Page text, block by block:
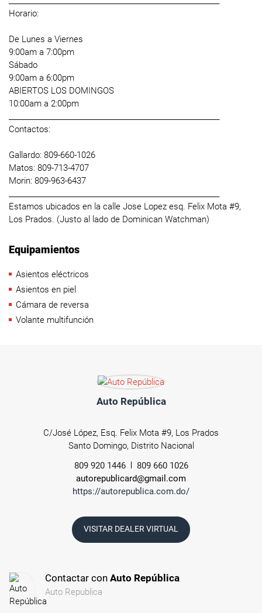
Horario:
De Lunes a Viernes
9:00am a 7:00pm
Sábado
9:00am a 6:00pm
ABIERTOS LOS DOMINGOS
10:00am a 2:00pm
Contactos:
Gallardo: 809-660-1026
Matos: 809-713-4707
Morin: 809-963-6437
Estamos ubicados en la calle Jose Lopez esq. Felix Mota #9,
Los Prados. (Justo al lado de Dominican Watchman)
Equipamientos
Asientos eléctricos
Asientos en piel
Cámara de reversa
Volante multifunción
Auto República
C/José López, Esq. Felix Mota #9, Los Prados
Santo Domingo, Distrito Nacional
809 920 1446
809 660 1026
autorepublicard@gmail.com
https://autorepublica.com.do/
VISITAR DEALER VIRTUAL
Contactar con Auto República
Auto Republica